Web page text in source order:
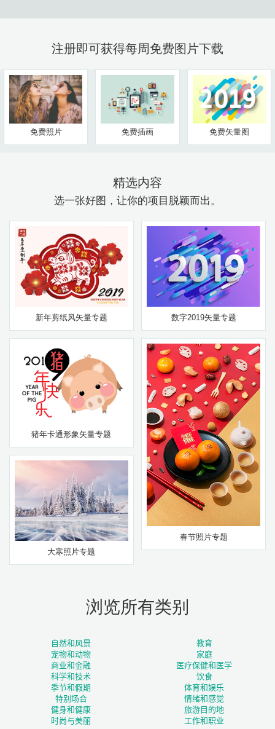
注册即可获得每周免费图片下载
免费照片 免费插画 免费矢量图
精选内容
选一张好图，让你的项目脱颖而出。
新年剪纸风矢量专题 数字2019矢量专题
猪年卡通形象矢量专题
大寒照片专题
春节照片专题
浏览所有类别
自然和风景
宠物和动物
商业和金融
科学和技术
教育
家庭
医疗保健和医学
饮食
季节和假期
特别场合
健身和健康
时尚与美丽
体育和娱乐
情绪和感觉
旅游目的地
工作和职业